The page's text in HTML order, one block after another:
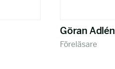
Göran Adlén
Föreläsare